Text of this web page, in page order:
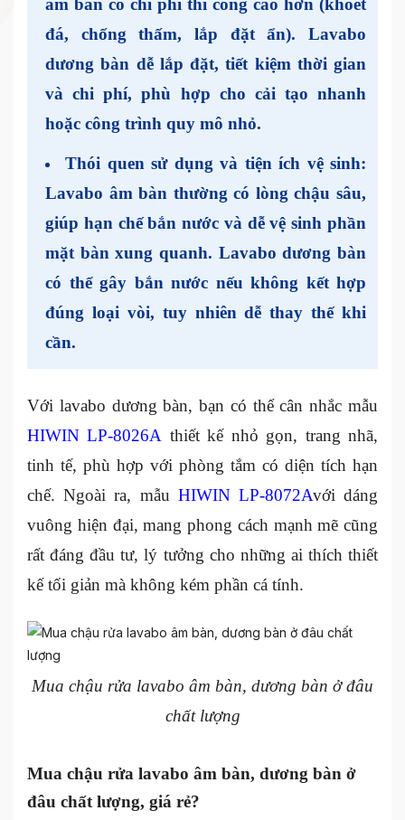
âm bàn có chi phí thi công cao hơn (khoét
đá, chống thấm, lắp đặt ẩn). Lavabo
dương bàn dễ lắp đặt, tiết kiệm thời gian
và chi phí, phù hợp cho cải tạo nhanh
hoặc công trình quy mô nhỏ.
Thói quen sử dụng và tiện ích vệ sinh:
Lavabo âm bàn thường có lòng chậu sâu,
giúp hạn chế bắn nước và dễ vệ sinh phần
mặt bàn xung quanh. Lavabo dương bàn
có thể gây bắn nước nếu không kết hợp
đúng loại vòi, tuy nhiên dễ thay thế khi
cần.
Với lavabo dương bàn, bạn có thể cân nhắc mẫu
HIWIN LP-8026A thiết kế nhỏ gọn, trang nhã,
tinh tế, phù hợp với phòng tắm có diện tích hạn
chế. Ngoài ra, mẫu HIWIN LP-8072Avới dáng
vuông hiện đại, mang phong cách mạnh mẽ cũng
rất đáng đầu tư, lý tưởng cho những ai thích thiết
kế tối giản mà không kém phần cá tính.
Mua chậu rửa lavabo âm bàn, dương bàn ở đâu
chất lượng
Mua chậu rửa lavabo âm bàn, dương bàn ở
đâu chất lượng, giá rẻ?